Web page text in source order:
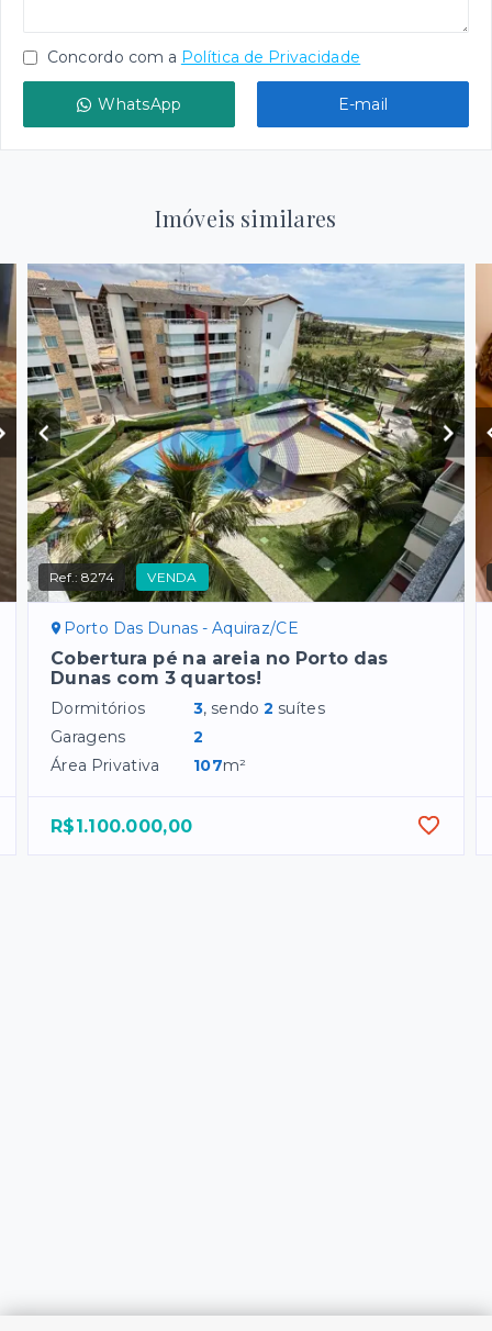
Concordo com a Política de Privacidade
WhatsApp E-mail
Imóveis similares
Ref.:8274 VENDA
Porto Das Dunas - Aquiraz/CE
Cobertura pé na areia no Porto das
Dunas com 3 quartos!
Dormitórios 3, sendo2 suítes
Garagens
2
Área Privativa
107m²
R$1.100.000,00